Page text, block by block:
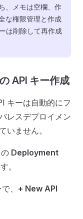
、メモは空欄、作
な権限管理と作成
は削除して再作成
API キー作成
キーは自動的にフ
レスデプロイメン
いません。
Deployment
。
、 + New API